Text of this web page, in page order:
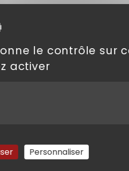
le contrôle sur
activer
Personnaliser
vous garantissent
Les réparations sont